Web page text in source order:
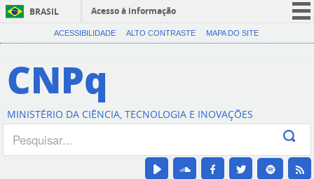
BRASIL
Acesso à informação
CORONAVÍRUS (COVID-19)
Canais
ACESSIBILIDADE ALTO CONTRASTE MAPA DO SITE
CNPq
MINISTÉRIO DA CIÊNCIA, TECNOLOGIA E INOVAÇÕES